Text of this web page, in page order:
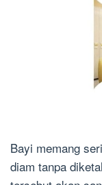
Bayi memang
diam tanpa